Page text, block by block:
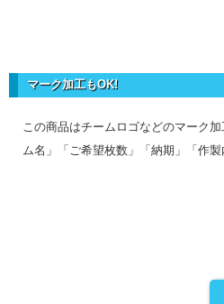
マーク加工もOK!
この商品はチームロゴなどのマーク
ム名」「ご希望枚数」「納期」「作